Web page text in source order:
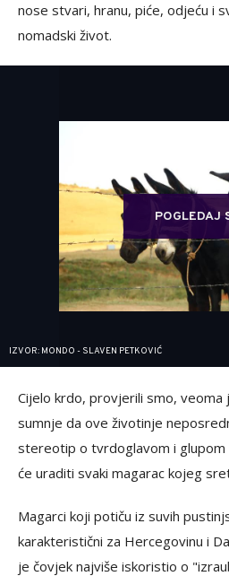
nose stvari, hranu, piće, odjeću i
nomadski život.
POGLEDAJ
IZVOR: MONDO - SLAVEN PETKOVIĆ
Cijelo krdo, provjerili smo, veoma
sumnje da ove životinje
stereotip o tvrdoglavom i glupom
će uraditi svaki magarac kojeg
Magarci koji potiču iz suvih
karakteristični za Hercegovinu i
je čovjek najviše iskoristio o